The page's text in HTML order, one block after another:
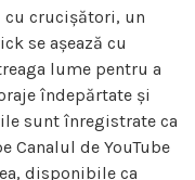
cu crucișători, un
se așează cu
lume pentru a
îndepărtate și
sunt înregistrate ca
Canalul de YouTube
disponibile ca